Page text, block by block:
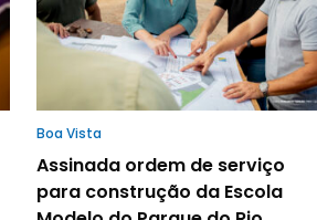
Boa Vista
Assinada ordem de serviço
para construção da Escola